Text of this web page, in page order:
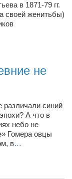
в 1871-79 гг.
своей женитьбы)
не
различали синий
А что в
небо не
Гомера овцы
в…